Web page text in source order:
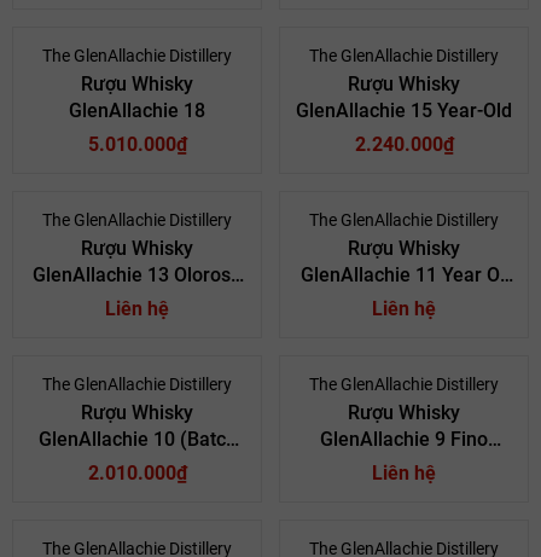
The GlenAllachie Distillery
Rượu Whisky
GlenAllachie 18
5.010.000₫
The GlenAllachie Distillery
Rượu Whisky
GlenAllachie 15 Year-Old
2.240.000₫
The GlenAllachie Distillery
Rượu Whisky
GlenAllachie 13 Oloroso
Cask Matured
Liên hệ
The GlenAllachie Distillery
Rượu Whisky
GlenAllachie 11 Year Of
The Snake
Liên hệ
The GlenAllachie Distillery
Rượu Whisky
GlenAllachie 10 (Batch
10)
2.010.000₫
The GlenAllachie Distillery
Rượu Whisky
GlenAllachie 9 Fino
Sherry Cask Finish
Liên hệ
The GlenAllachie Distillery The GlenAllachie Distillery